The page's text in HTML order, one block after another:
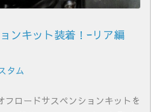
ンキット装着！ｰリア編
タム
ロードサスペンションキットを